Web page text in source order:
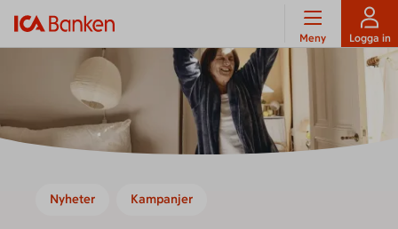
Meny Logga in
Nyheter Kampanjer